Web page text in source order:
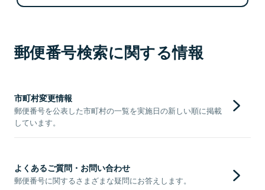
郵便番号検索に関する情報
市町村変更情報
郵便番号を公表した市町村の一覧を実施日の新しい順に掲載
しています。
よくあるご質問・お問い合わせ
郵便番号に関するさまざまな疑問にお答えします。